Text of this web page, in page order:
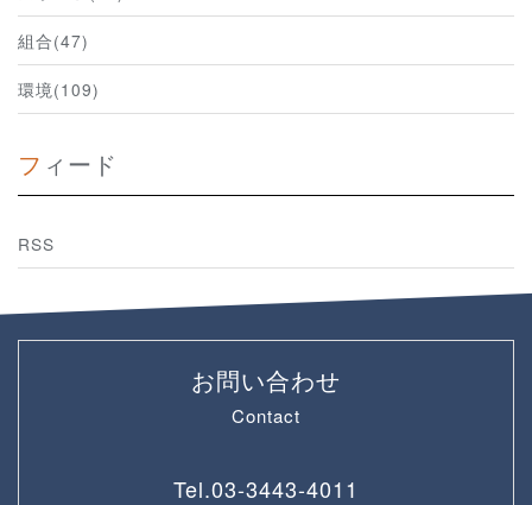
組合(47)
環境(109)
フィード
RSS
お問い合わせ
Contact
Tel.03-3443-4011